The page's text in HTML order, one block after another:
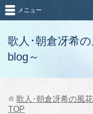
歌人･朝倉冴希
blog～
メニュー
歌人･朝倉冴希の風
TOP